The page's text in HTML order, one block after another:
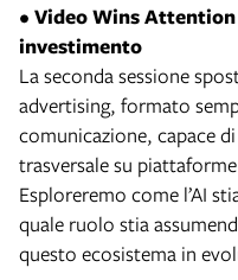
• Video Wins
investimento
La seconda sessione
advertising, formato
comunicazione, capace
trasversale su
Esploreremo come l’AI
quale ruolo stia
questo ecosistema in